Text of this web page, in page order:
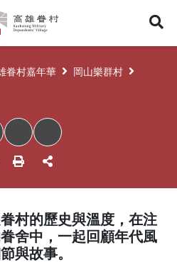
高
雄
眷
眷村嘉年華
岡山樂群村
村的歷史與溫度，在注
舍中，一起回顧年代風
與故事。